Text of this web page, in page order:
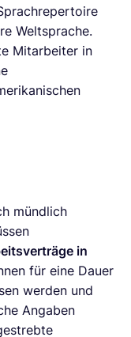
Weltsprache.
Mitarbeiter in
mündlich
in
für eine Dauer
werden und
Angaben